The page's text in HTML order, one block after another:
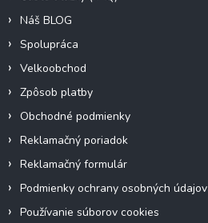
Náš BLOG
Spolupráca
Velkoobchod
Zpôsob platby
Obchodné podmienky
Reklamačný poriadok
Reklamačný formulár
Podmienky ochrany osobných údajov
Používanie súborov cookies